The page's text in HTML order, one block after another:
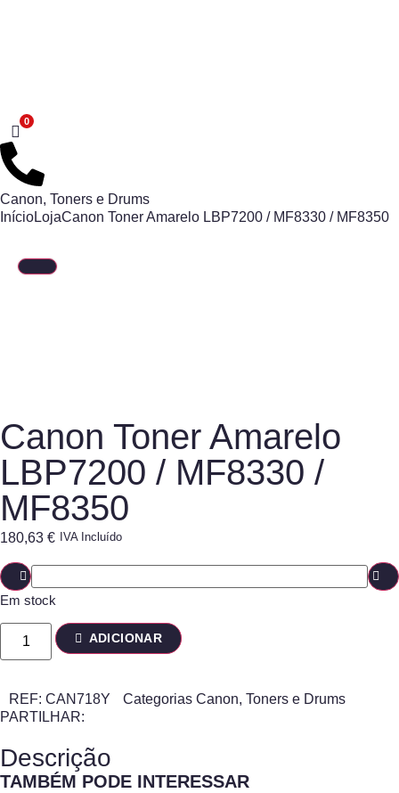
Canon, Toners e Drums
InícioLojaCanon Toner Amarelo LBP7200 / MF8330 / MF8350
Canon Toner Amarelo
LBP7200 / MF8330 /
MF8350
180,63 € IVA Incluído
Em stock
ADICIONAR
REF: CAN718Y Categorias Canon, Toners e Drums
PARTILHAR:
Descrição
TAMBÉM PODE INTERESSAR